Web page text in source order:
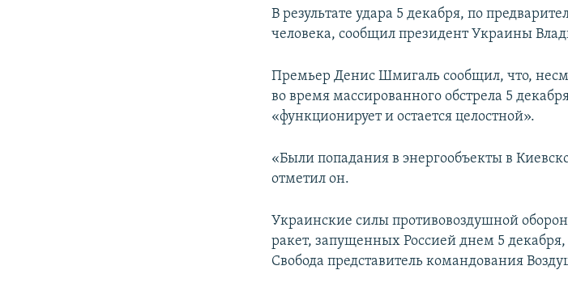
В результате удара 5 декабря, по
человека, сообщил президент Украины
Премьер Денис Шмигаль сообщил, что,
во время массированного обстрела 5
«функционирует и остается целостной».
«Были попадания в энергообъекты в
отметил он.
Украинские силы противовоздушной
ракет, запущенных Россией днем 5
Свобода представитель командования